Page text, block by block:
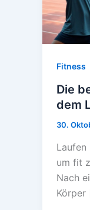
Fitness
Die
dem
30.
um fit
Nach